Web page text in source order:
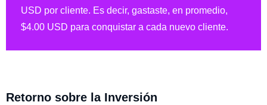
USD por cliente. Es decir, gastaste, en promedio,
$4.00 USD para conquistar a cada nuevo cliente.
Retorno sobre la Inversión